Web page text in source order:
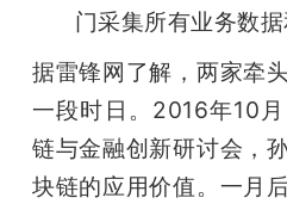
门采集所有业务数据
据雷锋网了解，两家牵
一段时日。2016年10
链与金融创新研讨会，
块链的应用价值。一月